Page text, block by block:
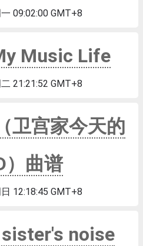
09:02:00 GMT+8
Music Life
21:21:52 GMT+8
卫宫家今天的
）曲谱
12:18:45 GMT+8
noise